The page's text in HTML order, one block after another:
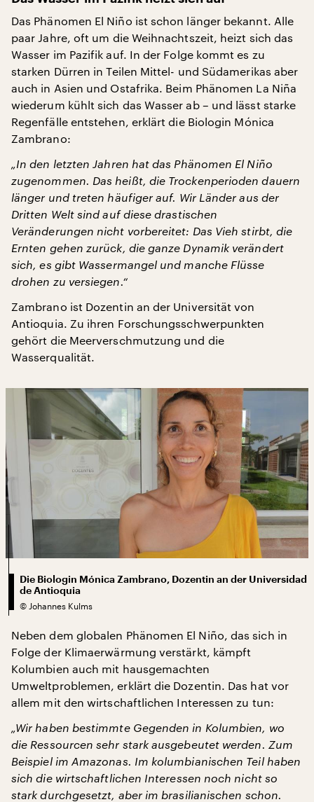
Das Phänomen El Niño ist schon länger bekannt. Alle
paar Jahre, oft um die Weihnachtszeit, heizt sich das
Wasser im Pazifik auf. In der Folge kommt es zu
starken Dürren in Teilen Mittel- und Südamerikas aber
auch in Asien und Ostafrika. Beim Phänomen La Niña
wiederum kühlt sich das Wasser ab – und lässt starke
Regenfälle entstehen, erklärt die Biologin Mónica
Zambrano:
„In den letzten Jahren hat das Phänomen El Niño
zugenommen. Das heißt, die Trockenperioden dauern
länger und treten häufiger auf. Wir Länder aus der
Dritten Welt sind auf diese drastischen
Veränderungen nicht vorbereitet: Das Vieh stirbt, die
Ernten gehen zurück, die ganze Dynamik verändert
sich, es gibt Wassermangel und manche Flüsse
drohen zu versiegen.“
Zambrano ist Dozentin an der Universität von
Antioquia. Zu ihren Forschungsschwerpunkten
gehört die Meerverschmutzung und die
Wasserqualität.
Die Biologin Mónica Zambrano, Dozentin an der Universidad
de Antioquia
© Johannes Kulms
Neben dem globalen Phänomen El Niño, das sich in
Folge der Klimaerwärmung verstärkt, kämpft
Kolumbien auch mit hausgemachten
Umweltproblemen, erklärt die Dozentin. Das hat vor
allem mit den wirtschaftlichen Interessen zu tun:
„Wir haben bestimmte Gegenden in Kolumbien, wo
die Ressourcen sehr stark ausgebeutet werden. Zum
Beispiel im Amazonas. Im kolumbianischen Teil haben
sich die wirtschaftlichen Interessen noch nicht so
stark durchgesetzt, aber im brasilianischen schon.